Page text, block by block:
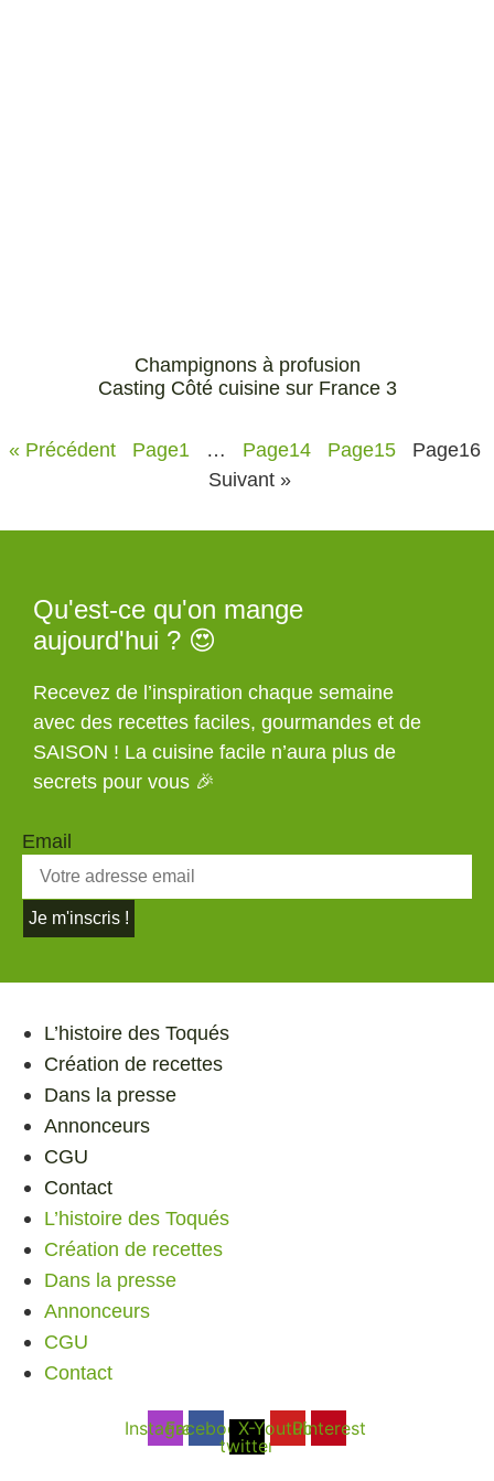
Champignons à profusion
Casting Côté cuisine sur France 3
« Précédent Page1 … Page14 Page15 Page16
Suivant »
Qu'est-ce qu'on mange
aujourd'hui ? 😍
Recevez de l’inspiration chaque semaine
avec des recettes faciles, gourmandes et de
SAISON ! La cuisine facile n’aura plus de
secrets pour vous 🎉
Email
Je m'inscris !
L’histoire des Toqués
Création de recettes
Dans la presse
Annonceurs
CGU
Contact
L’histoire des Toqués
Création de recettes
Dans la presse
Annonceurs
CGU
Contact
InstagramFacebookX-
twitter
YoutubePinterest